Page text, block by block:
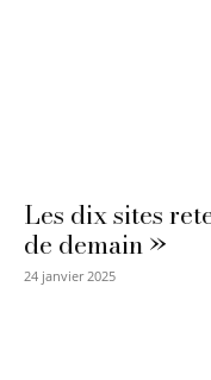
Les dix sites
de demain »
24 janvier 2025